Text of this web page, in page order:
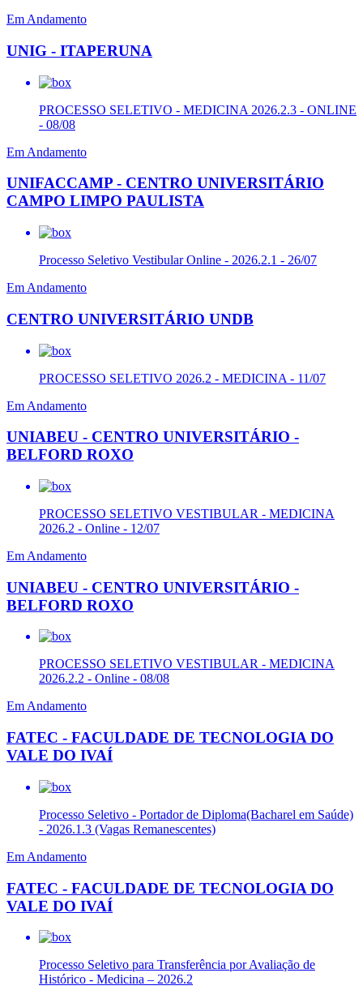
Em Andamento
UNIG - ITAPERUNA
PROCESSO SELETIVO - MEDICINA 2026.2.3 - ONLINE
- 08/08
Em Andamento
UNIFACCAMP - CENTRO UNIVERSITÁRIO
CAMPO LIMPO PAULISTA
Processo Seletivo Vestibular Online - 2026.2.1 - 26/07
Em Andamento
CENTRO UNIVERSITÁRIO UNDB
PROCESSO SELETIVO 2026.2 - MEDICINA - 11/07
Em Andamento
UNIABEU - CENTRO UNIVERSITÁRIO -
BELFORD ROXO
PROCESSO SELETIVO VESTIBULAR - MEDICINA
2026.2 - Online - 12/07
Em Andamento
UNIABEU - CENTRO UNIVERSITÁRIO -
BELFORD ROXO
PROCESSO SELETIVO VESTIBULAR - MEDICINA
2026.2.2 - Online - 08/08
Em Andamento
FATEC - FACULDADE DE TECNOLOGIA DO
VALE DO IVAÍ
Processo Seletivo - Portador de Diploma(Bacharel em Saúde)
- 2026.1.3 (Vagas Remanescentes)
Em Andamento
FATEC - FACULDADE DE TECNOLOGIA DO
VALE DO IVAÍ
Processo Seletivo para Transferência por Avaliação de
Histórico - Medicina – 2026.2